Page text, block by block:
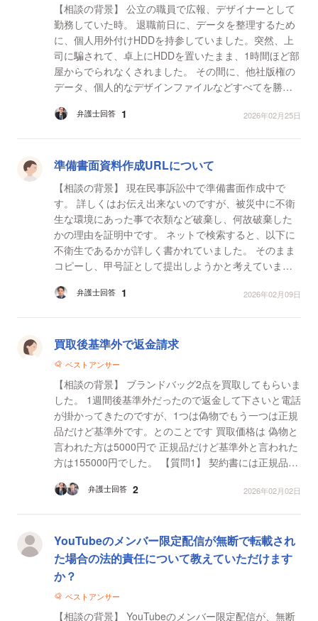
【相談の背景】 公立の職員で広報、デザイナーとして
勤務していた時。 退職前日に、データを整理するため
に、個人用外付けHDDを持参していました。突然、上
司に騙されて、卓上にHDDを置いたまま、1時間ほど部
屋からでられなくされました。 その間に、他社版権の
データ、個人的なデザインファイルなどすべてを勝手
ファ...弁護士回答 1 2026年02月25日
準備書面資料作成URLについて
【相談の背景】 現在民事訴訟中で準備書面作成中で
す。 詳しくはお伝え出来ないのですが、被災中に不衛
生な環境にあった事で衣類など破棄し、何故破棄した
かの理由を証明中です。 ネットで検索すると、以下に
不衛生であるかが詳しく書かれていました。 そのまま
コピーし、甲号証として提出しようかと考えていま
ら、...弁護士回答 1 2026年02月09日
買取後基準外で返金請求
ベストアンサー
【相談の背景】 ブランドバッグ2点を買取してもらいま
した。 1週間後基準外だったので返金して下さいと電話
が掛かってきたのですが、1つは偽物でもう一つは正規
品だけど基準外です。とのことです 買取価格は 偽物と
言われた方は5000円で 正規品だけど基準外と言われた
方は155000円でした。 【質問1】 契約書には正規品、
弁護士回答 2 2026年02月02日
YouTubeのメンバー限定配信が無断で転載され
た場合の法的責任について教えていただけます
か？
ベストアンサー
【相談の背景】 YouTubeのメンバー限定配信が、無断